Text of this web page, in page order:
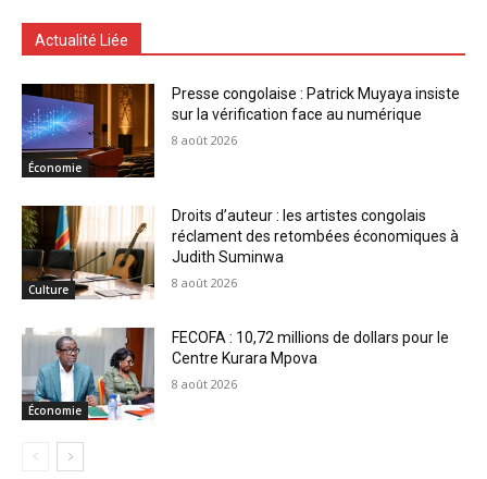
Actualité Liée
Économie
Presse congolaise : Patrick Muyaya insiste
sur la vérification face au numérique
8 août 2026
Culture
Droits d’auteur : les artistes congolais
réclament des retombées économiques à
Judith Suminwa
8 août 2026
Économie
FECOFA : 10,72 millions de dollars pour le
Centre Kurara Mpova
8 août 2026